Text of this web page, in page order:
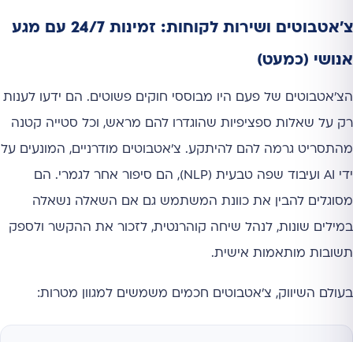
צ'אטבוטים ושירות לקוחות: זמינות 24/7 עם מגע
אנושי (כמעט)
הצ'אטבוטים של פעם היו מבוססי חוקים פשוטים. הם ידעו לענות
רק על שאלות ספציפיות שהוגדרו להם מראש, וכל סטייה קטנה
מהתסריט גרמה להם להיתקע. צ'אטבוטים מודרניים, המונעים על
ידי AI ועיבוד שפה טבעית (NLP), הם סיפור אחר לגמרי. הם
מסוגלים להבין את כוונת המשתמש גם אם השאלה נשאלה
במילים שונות, לנהל שיחה קוהרנטית, לזכור את ההקשר ולספק
תשובות מותאמות אישית.
בעולם השיווק, צ'אטבוטים חכמים משמשים למגוון מטרות: